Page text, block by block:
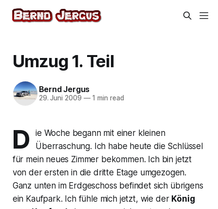
Umzug 1. Teil
Bernd Jergus
29. Juni 2009 —1 min read
D
ie Woche begann mit einer kleinen
Überraschung. Ich habe heute die Schlüssel
für mein neues Zimmer bekommen. Ich bin jetzt
von der ersten in die dritte Etage umgezogen.
Ganz unten im Erdgeschoss befindet sich übrigens
ein Kaufpark. Ich fühle mich jetzt, wie der König